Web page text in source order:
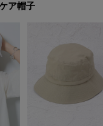
ア帽子